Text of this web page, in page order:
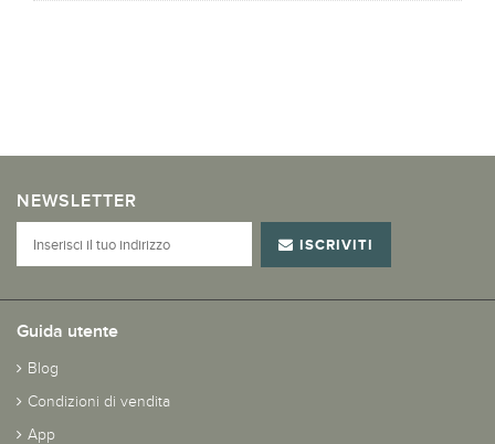
NEWSLETTER
ISCRIVITI
Guida utente
Blog
Condizioni di vendita
App